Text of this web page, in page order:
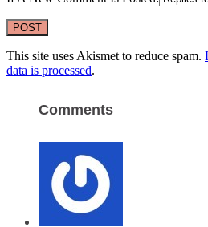
This site uses Akismet to reduce spam.
data is processed.
Comments